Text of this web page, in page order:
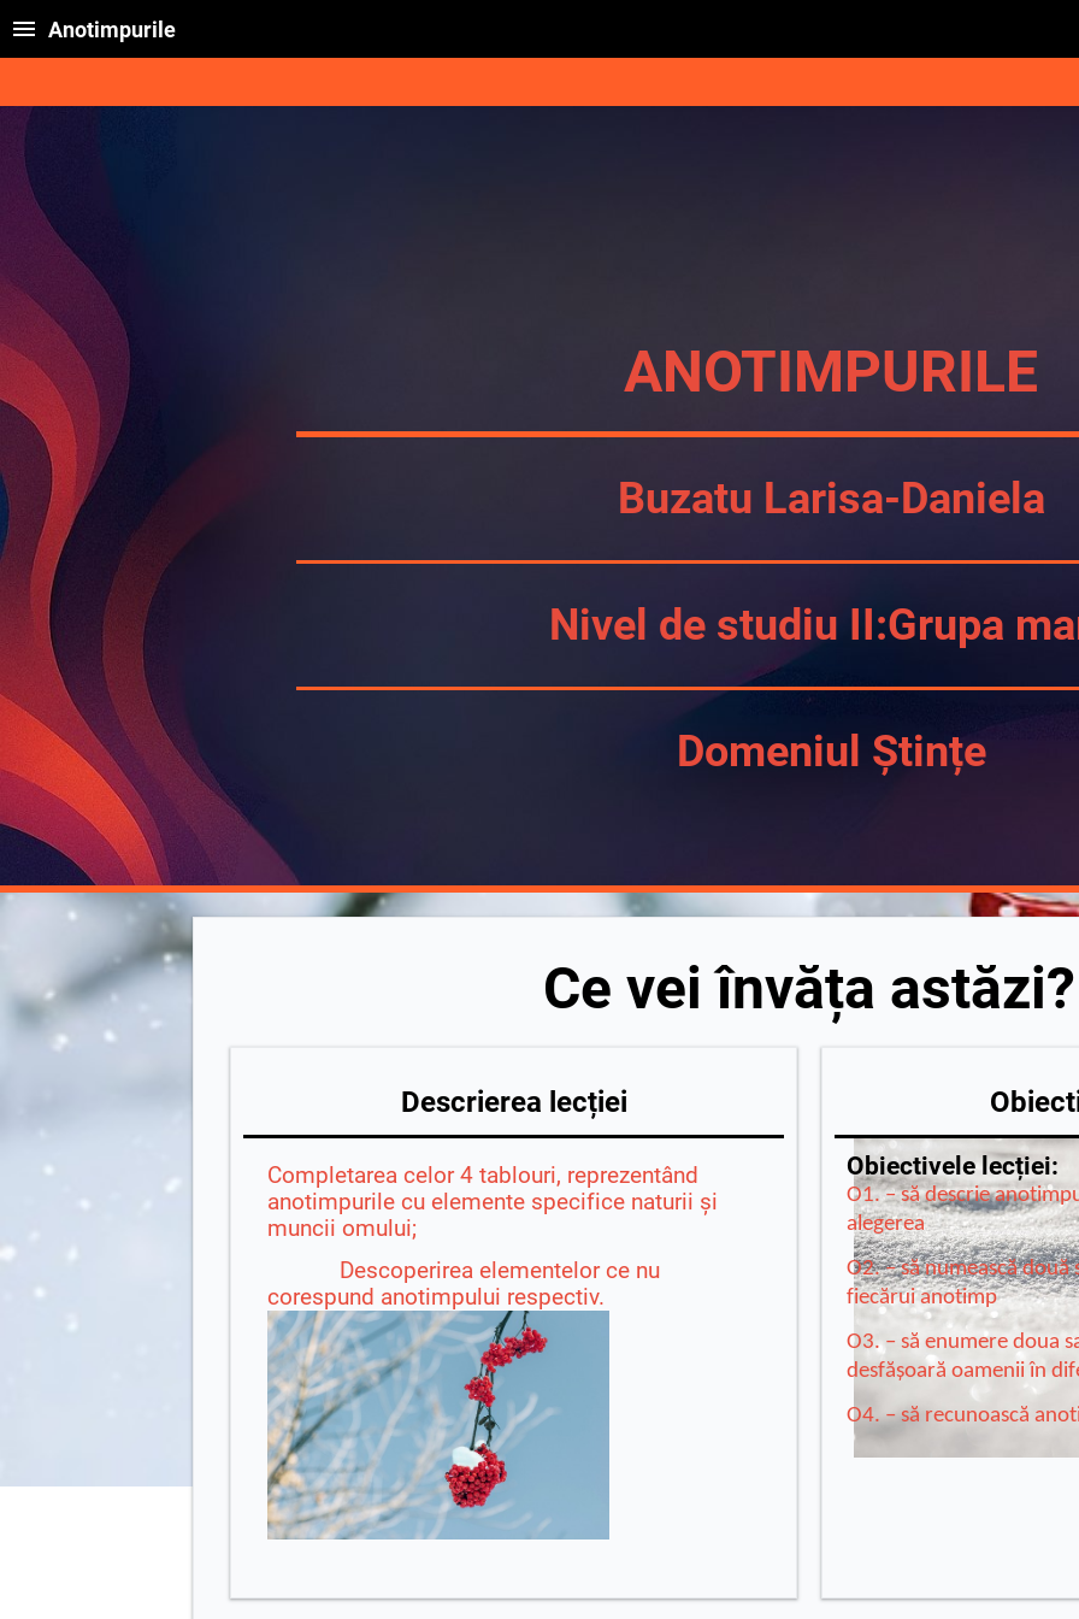
Anotimpurile
ANOTIMPURILE
Buzatu Larisa-Daniela
Nivel de studiu II:Grupa
Domeniul Ștințe
Ce vei învăța astăzi?
Descrierea lecției
Completarea celor 4 tablouri, reprezentând
anotimpurile cu elemente specifice naturii şi
muncii omului;
Descoperirea elementelor ce nu
corespund anotimpului respectiv.
Obiectivele lecției:
O1. – să descrie
alegerea
O2. – să numească
fiecărui anotimp
O3. – să enumere doua
desfășoară oamenii în
O4. – să recunoască